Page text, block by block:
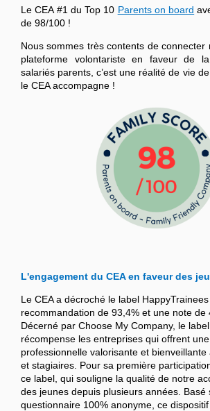
Le CEA #1 du Top 10 Parents on board
de 98/100 !
Nous sommes très contents de connecter
plateforme volontariste en faveur de
salariés parents, c’est une réalité de vie
le CEA accompagne !
L'engagement du CEA en faveur des
Le CEA a décroché le label
recommandation de 93,4% et une note de
Décerné par Choose My Company, le
récompense les entreprises qui offrent
professionnelle valorisante et
et stagiaires. Pour sa première
ce label, qui souligne la qualité de notre
des jeunes depuis plusieurs années. Basé
questionnaire 100% anonyme, ce